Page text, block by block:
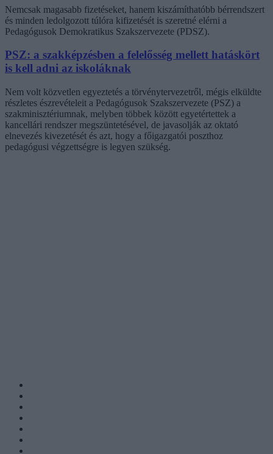
Nemcsak magasabb fizetéseket, hanem kiszámíthatóbb bérrendszert
és minden ledolgozott túlóra kifizetését is szeretné elérni a
Pedagógusok Demokratikus Szakszervezete (PDSZ).
PSZ: a szakképzésben a felelősség mellett hatáskört
is kell adni az iskoláknak
Nem volt közvetlen egyeztetés a törvénytervezetről, mégis elküldte
részletes észrevételeit a Pedagógusok Szakszervezete (PSZ) a
szakminisztériumnak, melyben többek között egyetértettek a
kancellári rendszer megszüntetésével, de javasolják az oktató
elnevezés kivezetését és azt, hogy a főigazgatói poszthoz
pedagógusi végzettségre is legyen szükség.